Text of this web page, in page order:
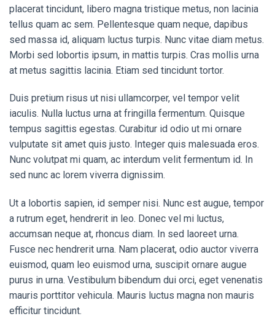
placerat tincidunt, libero magna tristique metus, non lacinia
tellus quam ac sem. Pellentesque quam neque, dapibus
sed massa id, aliquam luctus turpis. Nunc vitae diam metus.
Morbi sed lobortis ipsum, in mattis turpis. Cras mollis urna
at metus sagittis lacinia. Etiam sed tincidunt tortor.
Duis pretium risus ut nisi ullamcorper, vel tempor velit
iaculis. Nulla luctus urna at fringilla fermentum. Quisque
tempus sagittis egestas. Curabitur id odio ut mi ornare
vulputate sit amet quis justo. Integer quis malesuada eros.
Nunc volutpat mi quam, ac interdum velit fermentum id. In
sed nunc ac lorem viverra dignissim.
Ut a lobortis sapien, id semper nisi. Nunc est augue, tempor
a rutrum eget, hendrerit in leo. Donec vel mi luctus,
accumsan neque at, rhoncus diam. In sed laoreet urna.
Fusce nec hendrerit urna. Nam placerat, odio auctor viverra
euismod, quam leo euismod urna, suscipit ornare augue
purus in urna. Vestibulum bibendum dui orci, eget venenatis
mauris porttitor vehicula. Mauris luctus magna non mauris
efficitur tincidunt.